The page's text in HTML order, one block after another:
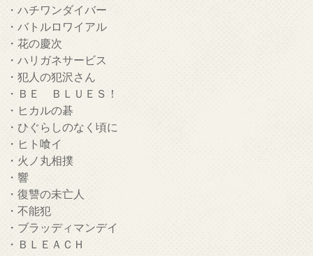
・ハチワンダイバー
・バトルロワイアル
・花の慶次
・ハリガネサービス
・犯人の犯沢さん
・ＢＥ ＢＬＵＥＳ！
・ヒカルの碁
・ひぐらしのなく頃に
・ヒト喰イ
・火ノ丸相撲
・響
・復讐の未亡人
・不能犯
・ブラッディマンデイ
・ＢＬＥＡＣＨ